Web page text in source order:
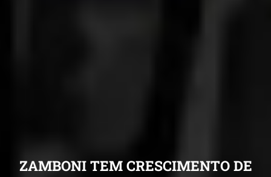
ZAMBONI TEM CRESCIMENTO DE